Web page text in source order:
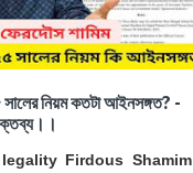
নিয়ম কতটা আইনসঙ্গত? -
Firdous Shamim